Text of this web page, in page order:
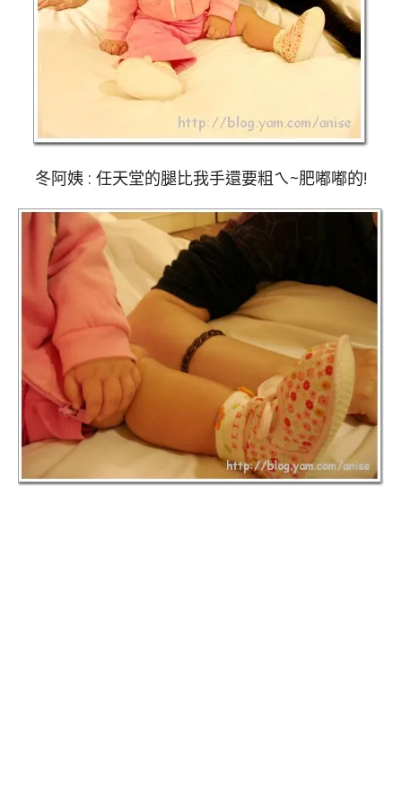
冬阿姨 : 任天堂的腿比我手還要粗ㄟ~肥嘟嘟的!